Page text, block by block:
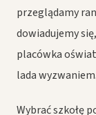
przeglądamy
dowiadujemy
placówka
lada wyzwaniem.
Wybrać szkołę